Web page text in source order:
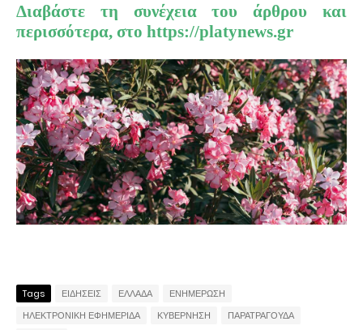
Διαβάστε τη συνέχεια του άρθρου και
περισσότερα, στο https://platynews.gr
Tags ΕΙΔΗΣΕΙΣ ΕΛΛΑΔΑ
ΕΝΗΜΕΡΩΣΗ
ΗΛΕΚΤΡΟΝΙΚΗ ΕΦΗΜΕΡΙΔΑ
ΚΥΒΕΡΝΗΣΗ
ΠΑΡΑΤΡΑΓΟΥΔΑ